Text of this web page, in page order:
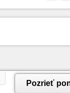
Pozrieť